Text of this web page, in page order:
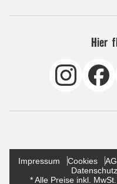
Hier
Impressum Cookies
* Alle Preise inkl.